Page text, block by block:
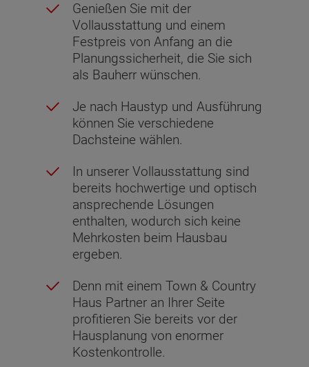
Genießen Sie mit der
Vollausstattung und einem
Festpreis von Anfang an die
Planungssicherheit, die Sie sich
als Bauherr wünschen.
Je nach Haustyp und Ausführung
können Sie verschiedene
Dachsteine wählen.
In unserer Vollausstattung sind
bereits hochwertige und optisch
ansprechende Lösungen
enthalten, wodurch sich keine
Mehrkosten beim Hausbau
ergeben.
Denn mit einem Town & Country
Haus Partner an Ihrer Seite
profitieren Sie bereits vor der
Hausplanung von enormer
Kostenkontrolle.